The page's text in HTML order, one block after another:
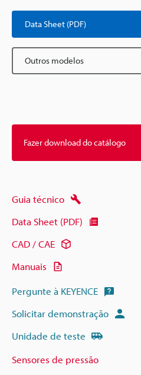
Data Sheet (PDF)
Outros modelos
Fazer download do catálogo
Guia técnico
Data Sheet (PDF)
CAD / CAE
Manuais
Pergunte à KEYENCE
Solicitar demonstração
Unidade de teste
Sensores de pressão